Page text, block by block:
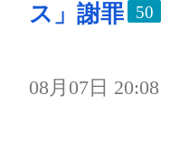
ス」謝罪
50
08月07日 20:08